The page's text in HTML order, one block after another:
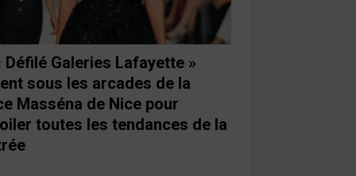
Défilé Galeries Lafayette »
sous les arcades de la
Masséna de Nice pour
toutes les tendances de la